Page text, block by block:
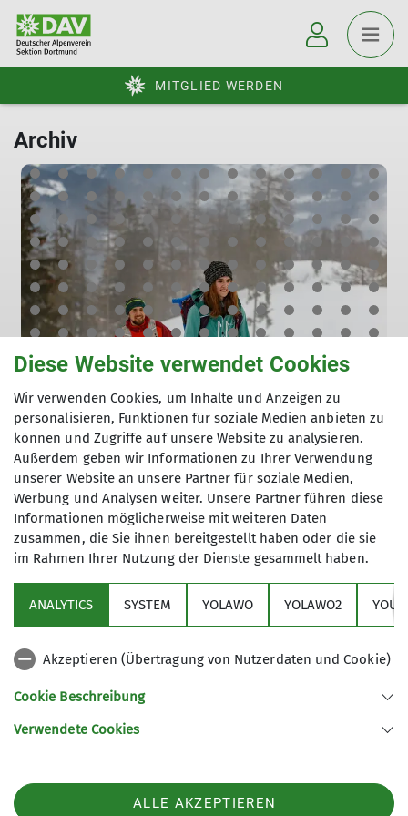
MITGLIED WERDEN
Archiv
Skiopening 2023 - Kühtai
So. 10.12.2023 - So. 17.12.2023
Aktuelles
Service
Sektion Dortmund des Deutschen Alpenvereins e.V.
Telefon +4923116866
Diese Website verwendet Cookies
Wir verwenden Cookies, um Inhalte und Anzeigen zu
personalisieren, Funktionen für soziale Medien anbieten zu
können und Zugriffe auf unsere Website zu analysieren.
Außerdem geben wir Informationen zu Ihrer Verwendung
unserer Website an unsere Partner für soziale Medien,
Werbung und Analysen weiter. Unsere Partner führen diese
Informationen möglicherweise mit weiteren Daten
zusammen, die Sie ihnen bereitgestellt haben oder die sie
im Rahmen Ihrer Nutzung der Dienste gesammelt haben.
ANALYTICS SYSTEM YOLAWO YOLAWO2
Akzeptieren (Übertragung von Nutzerdaten und Cookie)
Cookie Beschreibung
Verwendete Cookies
ALLE AKZEPTIEREN